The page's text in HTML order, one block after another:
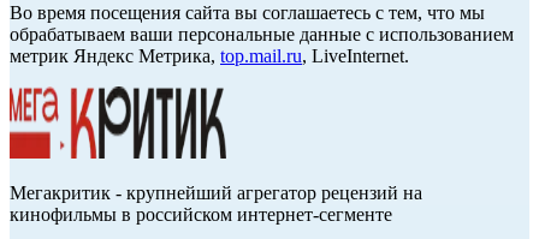
Во время посещения сайта вы соглашаетесь с тем, что мы
обрабатываем ваши персональные данные с использованием
метрик Яндекс Метрика, top.mail.ru, LiveInternet.
Мегакритик - крупнейший агрегатор рецензий на
кинофильмы в российском интернет-сегменте